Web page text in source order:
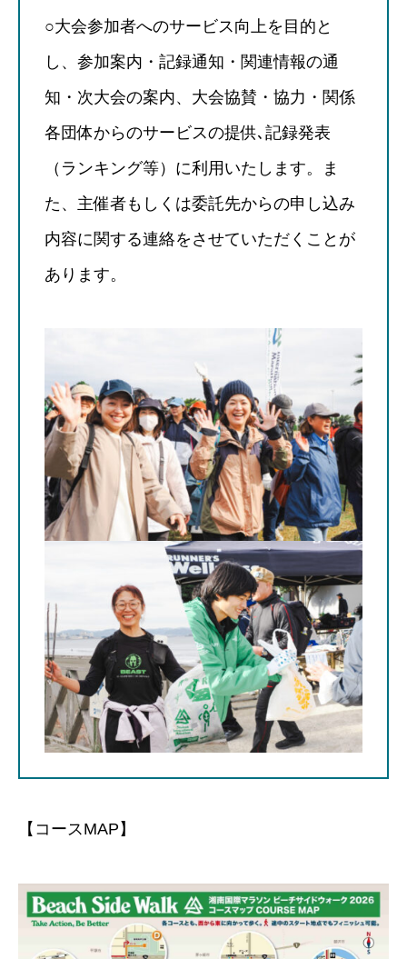
○大会参加者へのサービス向上を目的と
し、参加案内・記録通知・関連情報の通
知・次大会の案内、大会協賛・協力・関係
各団体からのサービスの提供､記録発表
（ランキング等）に利用いたします。ま
た、主催者もしくは委託先からの申し込み
内容に関する連絡をさせていただくことが
あります。
【コースMAP】